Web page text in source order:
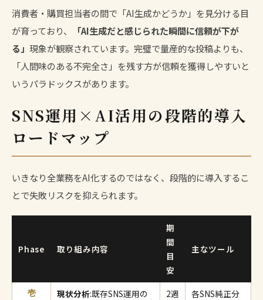
消費者・購買担当者の間で「AI生成かどうか」を見分ける目
が育っており、
「AI生成だと感じられた瞬間に信頼が下が
る」 現象が観察されています。完璧で量産的な投稿よりも、
「人間味のある不完全さ」を残す方が信頼を獲得しやすいと
いうパラドックスがあります。
SNS運用×AI活用の段階的導入
ロードマップ
いきなり全業務をAI化するのではなく、段階的に導入するこ
とで失敗リスクを抑えられます。
Phase 取り組み内容
期
間
目
安
主なツール
壱 現状分析:既存SNS運用の
2週
各SNS純正分